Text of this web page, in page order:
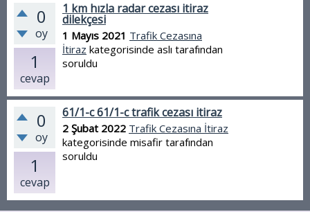
0
oy
1
cevap
1 km hızla radar cezası itiraz
dilekçesi
1 Mayıs 2021 Trafik Cezasına
İtiraz kategorisinde aslı tarafından
soruldu
0
oy
1
cevap
61/1-c 61/1-c trafik cezası itiraz
2 Şubat 2022 Trafik Cezasına İtiraz
kategorisinde misafir tarafından
soruldu